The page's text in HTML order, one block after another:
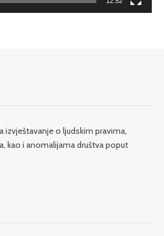
izvještavanje o ljudskim pravima,
kao i anomalijama društva poput